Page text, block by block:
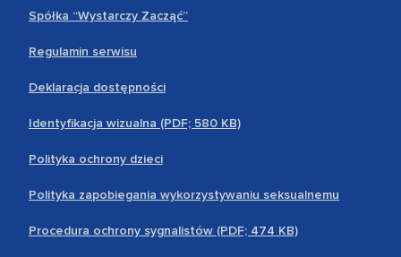
Spółka “Wystarczy Zacząć”
Regulamin serwisu
Deklaracja dostępności
Identyfikacja wizualna (PDF; 580 KB)
Polityka ochrony dzieci
Polityka zapobiegania wykorzystywaniu seksualnemu
Procedura ochrony sygnalistów (PDF; 474 KB)